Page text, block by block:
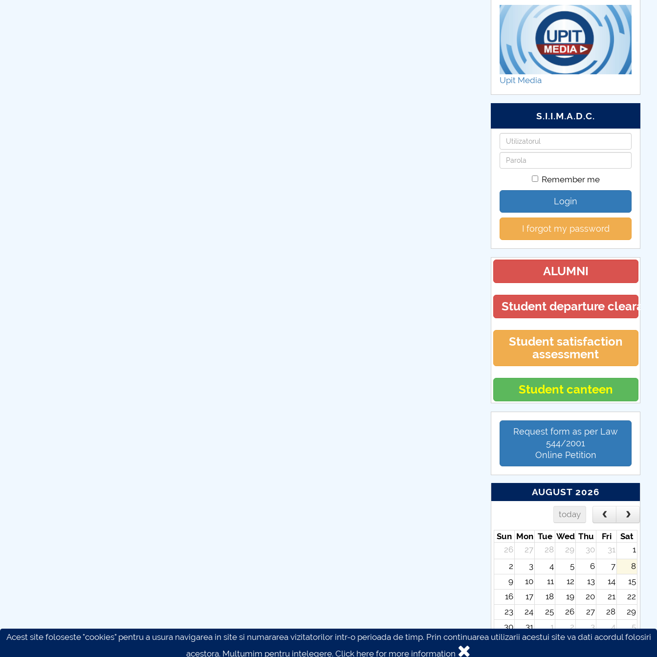
Upit Media
S.I.I.M.A.D.C.
Username
Password
Remember me
Login
I forgot my password
ALUMNI
Student departure
Student satisfaction
assessment
Student canteen
Request form as per Law
544/2001
Online Petition
AUGUST 2026
today
Sun Mon Tue Wed Thu Fri
Sat
26
27 28 29 30 31
1
2
3 4 5 6 7
8
9
10 11 12 13 14
15
16
17 18 19 20 21
22
23
24 25 26 27 28
29
30
31 1 2 3 4
5
Acest site foloseste "cookies" pentru a usura navigarea in site si numararea vizitatorilor intr-o perioada de timp. Prin continuarea utilizarii acestui site va dati acordul folosiri
acestora. Multumim pentru intelegere. Click here for more information